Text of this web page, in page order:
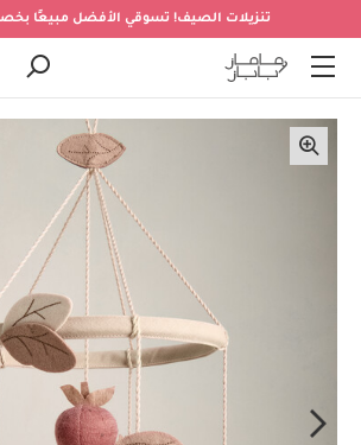
تنزيلات الصيف! تسوقي الأفضل مبيعًا بخصم